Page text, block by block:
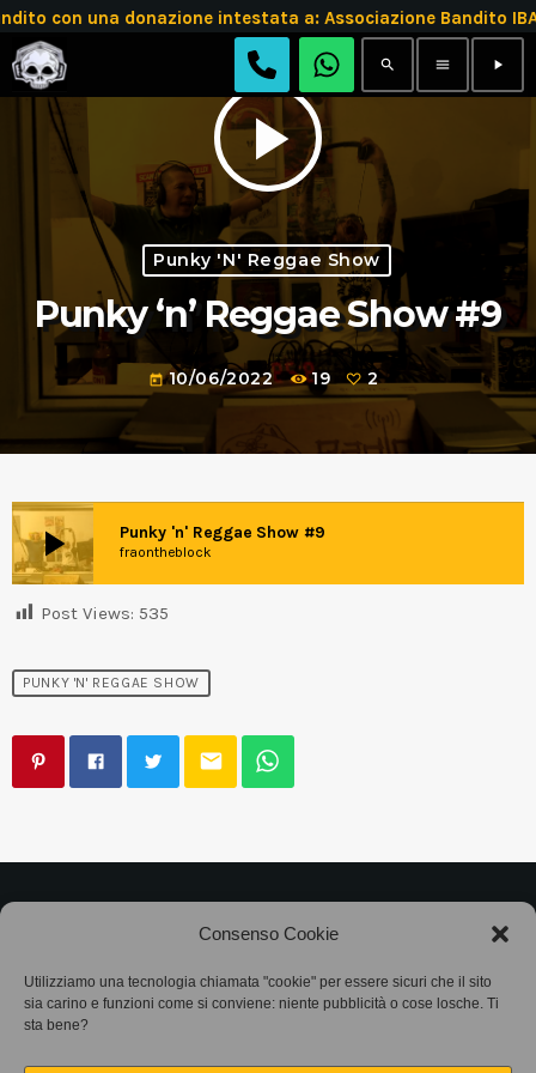
Consenso Cookie
Utilizziamo una tecnologia chiamata "cookie" per essere sicuri che il sito
sia carino e funzioni come si conviene: niente pubblicità o cose losche. Ti
sta bene?
con una donazione intestata a: Associazione Bandito
search menu play_arrow
play_arrow
Punky 'n' Reggae Show
Punky ‘n’ Reggae Show #9
today 10/06/2022 19 2
play_arrow Punky 'n' Reggae Show #9
fraontheblock
Post Views: 535
PUNKY 'N' REGGAE SHOW
email
Associazione Bandito • CF 97882400019 •
Privacy Policy•Cookie Policy (UE) • Protocollo
SIAE 7425